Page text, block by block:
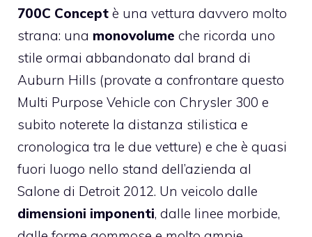
700C Concept è una vettura davvero molto
strana: una monovolume che ricorda uno
stile ormai abbandonato dal brand di
Auburn Hills (provate a confrontare questo
Multi Purpose Vehicle con Chrysler 300 e
subito noterete la distanza stilistica e
cronologica tra le due vetture) e che è quasi
fuori luogo nello stand dell’azienda al
Salone di Detroit 2012. Un veicolo dalle
dimensioni imponenti, dalle linee morbide,